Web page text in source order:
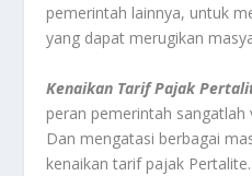
pemerintah lainnya, untuk
yang dapat merugikan
Kenaikan Tarif Pajak
peran pemerintah
Dan mengatasi berbagai
kenaikan tarif pajak